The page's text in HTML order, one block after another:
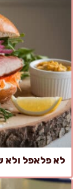
לא פלאפל ולא